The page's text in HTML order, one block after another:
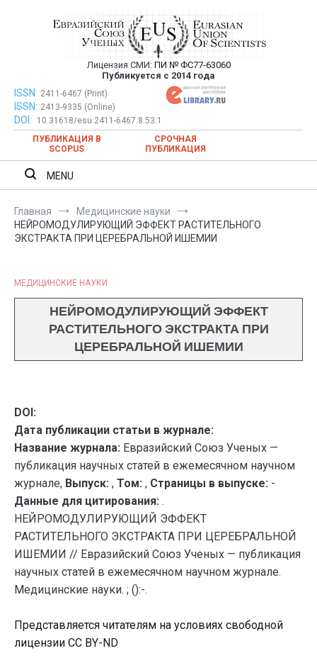
Евразийский Союз Ученых —
публикация научных статей в
ежемесячном научном журнале
Лицензия СМИ: ПИ № ФС77-63060
Публикуется с 2014 года
Евразийский Союз Ученых — публикация научных статей в
ежемесячном научном журнале
ISSN: 2411-6467 (Print)
ISSN: 2413-9335 (Online)
DOI:
10.31618/esu.2411-6467.8.53.1
ПУБЛИКАЦИЯ В
SCOPUS
СРОЧНАЯ
ПУБЛИКАЦИЯ
MENU
Главная
Медицинские науки
НЕЙРОМОДУЛИРУЮЩИЙ ЭФФЕКТ РАСТИТЕЛЬНОГО
ЭКСТРАКТА ПРИ ЦЕРЕБРАЛЬНОЙ ИШЕМИИ
МЕДИЦИНСКИЕ НАУКИ
НЕЙРОМОДУЛИРУЮЩИЙ ЭФФЕКТ
РАСТИТЕЛЬНОГО ЭКСТРАКТА ПРИ
ЦЕРЕБРАЛЬНОЙ ИШЕМИИ
DOI:
Дата публикации статьи в журнале:
Название журнала: Евразийский Союз Ученых —
публикация научных статей в ежемесячном научном
журнале, Выпуск: , Том: , Страницы в выпуске: -
Данные для цитирования: .
НЕЙРОМОДУЛИРУЮЩИЙ ЭФФЕКТ
РАСТИТЕЛЬНОГО ЭКСТРАКТА ПРИ ЦЕРЕБРАЛЬНОЙ
ИШЕМИИ // Евразийский Союз Ученых — публикация
научных статей в ежемесячном научном журнале.
Медицинские науки. ; ():-.
Представляется читателям на условиях свободной
лицензии CC BY-ND